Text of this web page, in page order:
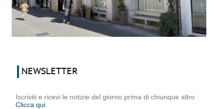
NEWSLETTER
Iscriviti e ricevi le notizie del giorno prima di chiunque altro
Clicca qui